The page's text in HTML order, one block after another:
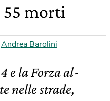
morti
Andrea Barolini
e la Forza al-
nelle strade,